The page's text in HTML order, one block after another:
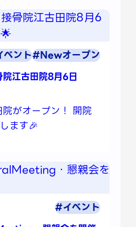
ント#Newオープン
江古田院8月6日
がオープン！ 開院
ます🎉
#イベント